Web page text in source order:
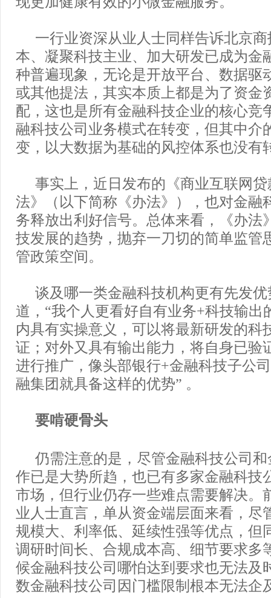
一行业资深从业人士同样告诉北京
本、凝聚科技主业、加大研发已成为金
种普遍现象，无论是开放平台、数据驱
或其他提法，其实本质上都是为了资金
配，这也是所有金融科技企业的核心竞
融科技公司业务模式在转变，但其中介
变，以大数据为基础的风控体系也没有
事实上，近日发布的《商业互联网
法》（以下简称《办法》），也对金融
务释放出利好信号。总体来看，《办法
技发展的趋势，抛弃一刀切的简单监管
管政策空间。
谈及哪一类金融科技机构更有先发
道，“我个人更看好自有业务+科技输出
内具有实操意义，可以将最新研发的科
证；对外又具有输出能力，将自身已验
进行推广，像头部银行+金融科技子公
融集团就具备这样的优势” 。
要啃硬骨头
仍需注意的是，尽管金融科技公司
作已是大势所趋，也已有多家金融科技
市场，但行业仍存一些难点需要解决。
业人士直言，单从资金端层面来看，尽
规模大、利率低、延续性强等优点，但
调研时间长、合规成本高、细节要求多
候金融科技公司哪怕达到要求也无法及
数金融科技公司因门槛限制根本无法企